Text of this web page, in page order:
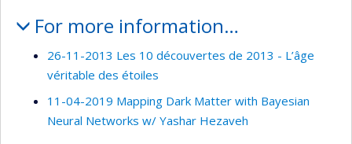
For more information…
26-11-2013 Les 10 découvertes de 2013 - L’âge
véritable des étoiles
11-04-2019 Mapping Dark Matter with Bayesian
Neural Networks w/ Yashar Hezaveh